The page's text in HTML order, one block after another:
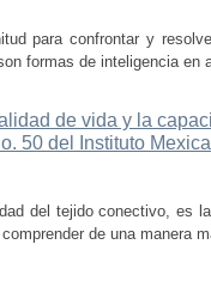
para confrontar y
formas de inteligencia en
de vida y la
50 del Instituto
del tejido conectivo, es
de una manera